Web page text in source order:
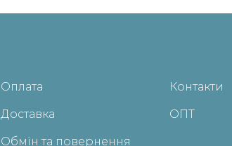
Оплата
Доставка
Обмін та повернення
Контакти
ОПТ